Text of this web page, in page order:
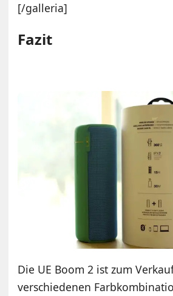
[/galleria]
Fazit
Die UE Boom 2 ist zum
verschiedenen